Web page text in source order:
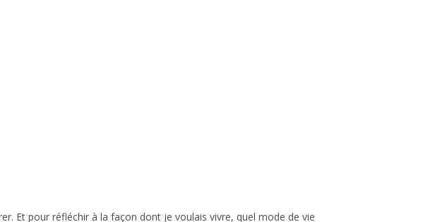
Et pour réfléchir à la façon dont je voulais vivre, quel mode de vie